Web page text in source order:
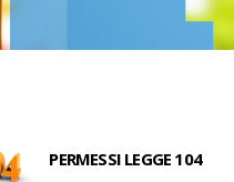
PERMESSI LEGGE 104